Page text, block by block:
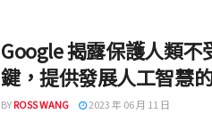
Google 揭露保護人類不
鍵，提供發展人工智慧
BYROSS WANG 2023 年 06 月 11 日